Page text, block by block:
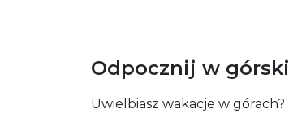
Odpocznij w
Uwielbiasz wakacje w